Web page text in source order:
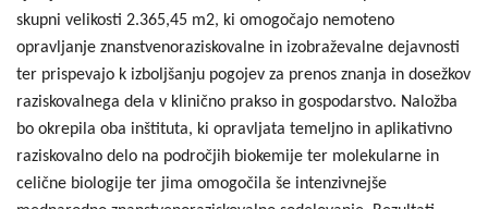
skupni velikosti 2.365,45 m2, ki omogočajo nemoteno
opravljanje znanstvenoraziskovalne in izobraževalne dejavnosti
ter prispevajo k izboljšanju pogojev za prenos znanja in dosežkov
raziskovalnega dela v klinično prakso in gospodarstvo. Naložba
bo okrepila oba inštituta, ki opravljata temeljno in aplikativno
raziskovalno delo na področjih biokemije ter molekularne in
celične biologije ter jima omogočila še intenzivnejše